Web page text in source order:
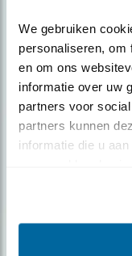
We gebruiken
personaliseren, om
en om ons
informatie over uw
partners voor
partners kunnen
informatie die u